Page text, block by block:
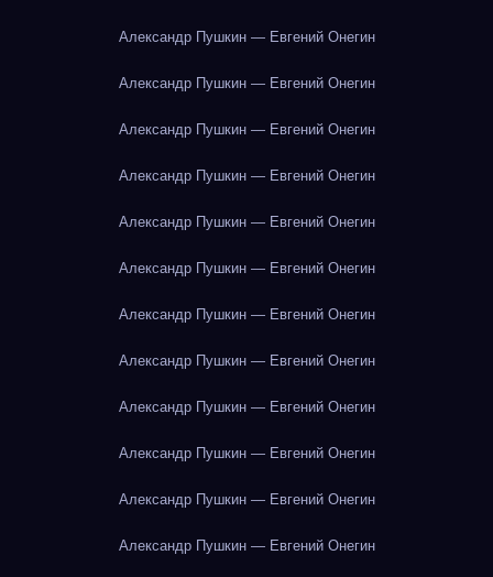
Александр Пушкин — Евгений Онегин
Александр Пушкин — Евгений Онегин
Александр Пушкин — Евгений Онегин
Александр Пушкин — Евгений Онегин
Александр Пушкин — Евгений Онегин
Александр Пушкин — Евгений Онегин
Александр Пушкин — Евгений Онегин
Александр Пушкин — Евгений Онегин
Александр Пушкин — Евгений Онегин
Александр Пушкин — Евгений Онегин
Александр Пушкин — Евгений Онегин
Александр Пушкин — Евгений Онегин